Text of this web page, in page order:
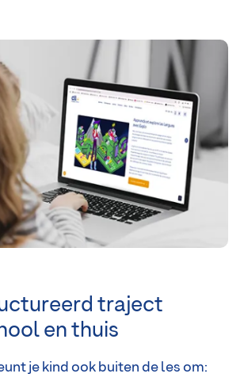
traject
en thuis
je kind ook buiten de les om: